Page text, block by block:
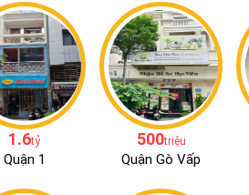
1.6tỷ
Quận 1
500triệu
Quận Gò Vấp